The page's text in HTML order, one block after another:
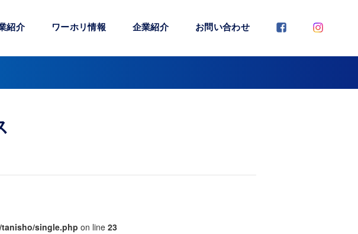
紹介 ワーホリ情報 企業紹介 お問い合わせ
single.php on line 23